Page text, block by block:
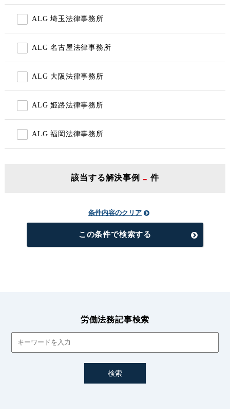
ALG 埼玉法律事務所
ALG 名古屋法律事務所
ALG 大阪法律事務所
ALG 姫路法律事務所
ALG 福岡法律事務所
該当する解決事例 - 件
条件内容のクリア
この条件で検索する
労働法務記事検索